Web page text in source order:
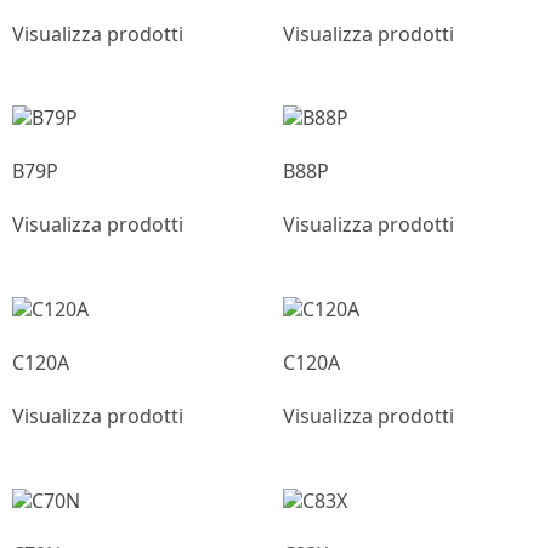
Visualizza prodotti
Visualizza prodotti
B79P
Visualizza prodotti
B88P
Visualizza prodotti
C120A
Visualizza prodotti
C120A
Visualizza prodotti